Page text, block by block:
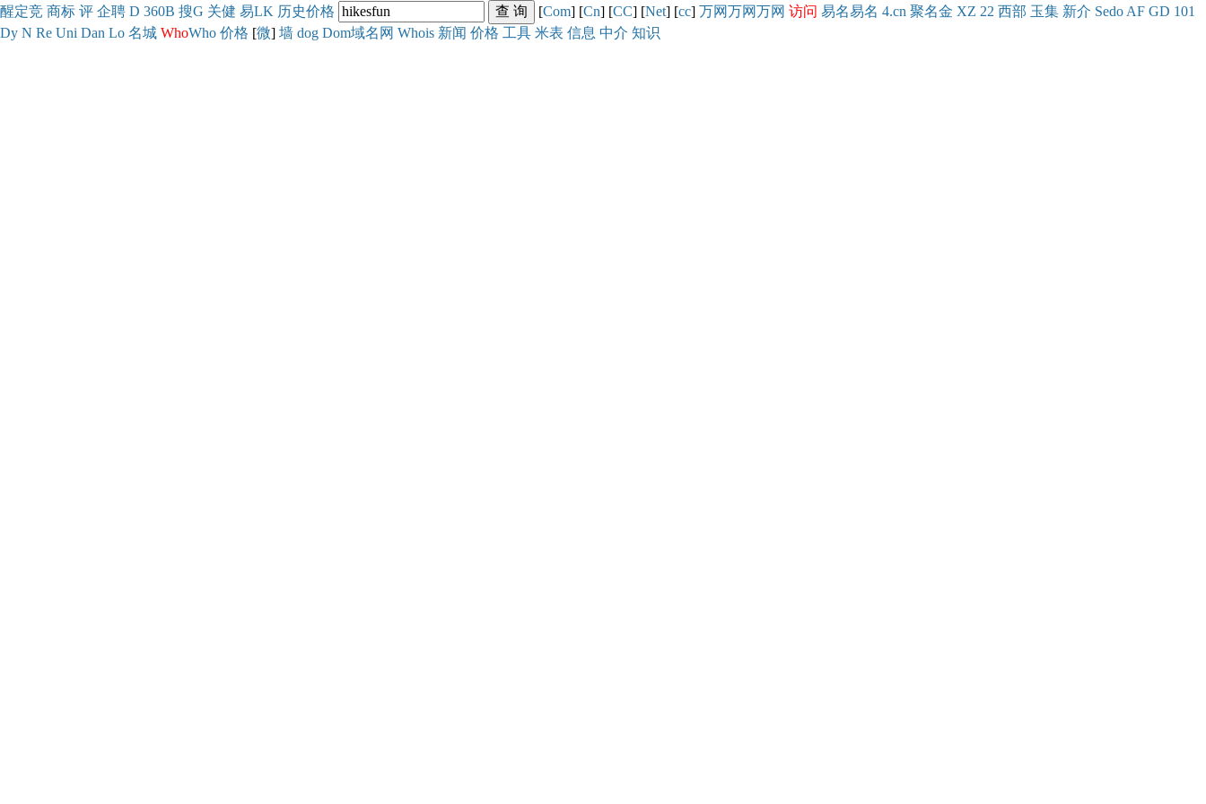
醒定竞 商标 评 企聘 D 360B 搜G 关健 易LK 历史价格 [Com] [Cn] [CC] [Net] [cc] 万网万网万网 访问 易名易名 4.cn 聚名金 XZ 22 西部 玉集 新介 Sedo AF GD 101
Dy N Re Uni Dan Lo 名城 WhoWho 价格 [微] 墙 dog Dom域名网 Whois 新闻 价格 工具 米表 信息 中介 知识